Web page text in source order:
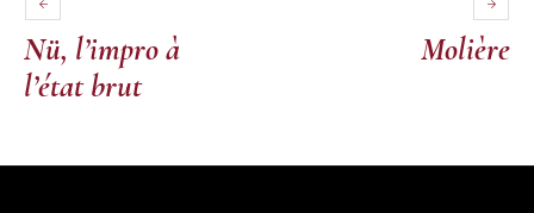
Nü, l’impro à
l’état brut
Molière